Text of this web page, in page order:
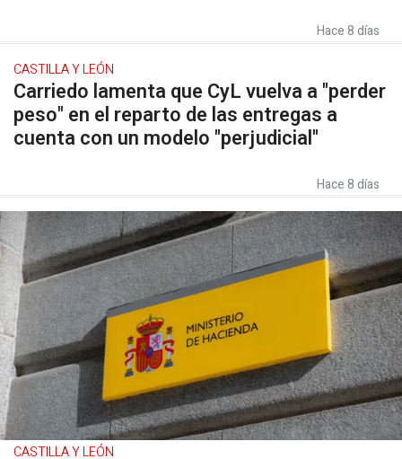
Hace 8 días
CASTILLA Y LEÓN
Carriedo lamenta que CyL vuelva a "perder
peso" en el reparto de las entregas a
cuenta con un modelo "perjudicial"
Hace 8 días
CASTILLA Y LEÓN